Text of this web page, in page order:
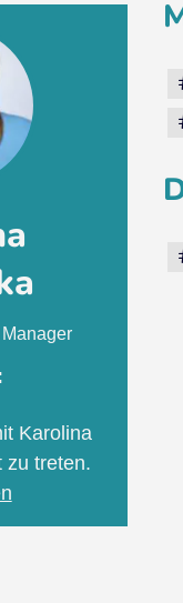
Karolina
zu treten.